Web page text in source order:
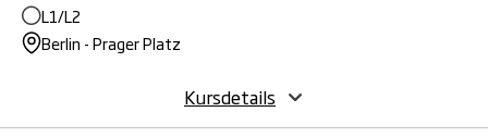
L1/L2
Berlin - Prager Platz
Kursdetails